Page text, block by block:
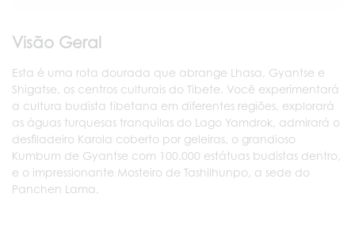
Visão Geral
Esta é uma rota dourada que abrange Lhasa, Gyantse e
Shigatse, os centros culturais do Tibete. Você experimentará
a cultura budista tibetana em diferentes regiões, explorará
as águas turquesas tranquilas do Lago Yamdrok, admirará o
desfiladeiro Karola coberto por geleiras, o grandioso
Kumbum de Gyantse com 100.000 estátuas budistas dentro,
e o impressionante Mosteiro de Tashilhunpo, a sede do
Panchen Lama.